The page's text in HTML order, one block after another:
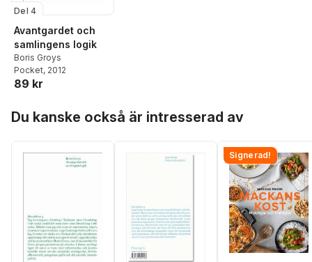
Del 4
Avantgardet och
samlingens logik
Boris Groys
Pocket, 2012
89 kr
Du kanske också är intresserad av
Signerad!